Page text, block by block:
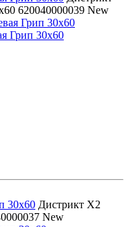
620040000039 New
Грип 30x60
30x60 Дистрикт Х2
New